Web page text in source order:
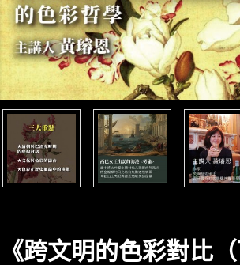
《跨文明的色彩對比